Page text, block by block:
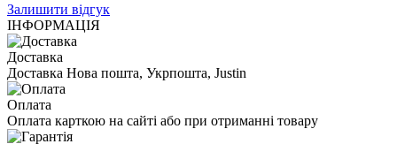
Залишити відгук
ІНФОРМАЦІЯ
Доставка
Доставка Нова пошта, Укрпошта, Justin
Оплата
Оплата карткою на сайті або при отриманні товару